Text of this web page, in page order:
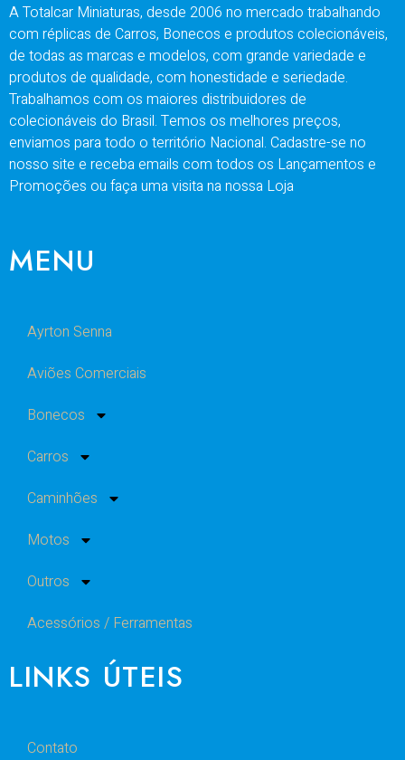
A Totalcar Miniaturas, desde 2006 no mercado trabalhando
com réplicas de Carros, Bonecos e produtos colecionáveis,
de todas as marcas e modelos, com grande variedade e
produtos de qualidade, com honestidade e seriedade.
Trabalhamos com os maiores distribuidores de
colecionáveis do Brasil. Temos os melhores preços,
enviamos para todo o território Nacional. Cadastre-se no
nosso site e receba emails com todos os Lançamentos e
Promoções ou faça uma visita na nossa Loja
MENU
Ayrton Senna
Aviões Comerciais
Bonecos
Carros
Caminhões
Motos
Outros
Acessórios / Ferramentas
LINKS ÚTEIS
Contato